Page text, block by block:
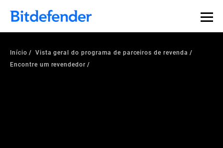
Início
Vista geral do programa de parceiros de revenda
Encontre um revendedor